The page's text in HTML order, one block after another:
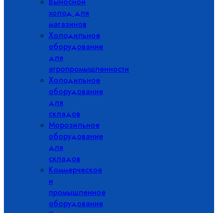
холод для
магазинов
Холодильное
оборудование
для
агропромышленности
Холодильное
оборудование
для
складов
Морозильное
оборудование
для
складов
Коммерческое
и
промышленное
оборудование